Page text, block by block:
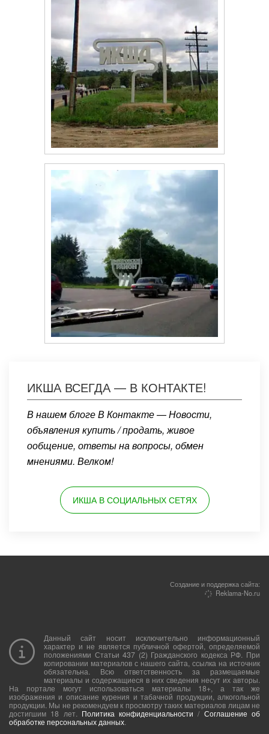
ИКША ВСЕГДА — В КОНТАКТЕ!
В нашем блоге В Контакте — Новости,
объявления купить / продать, живое
ообщение, ответы на вопросы, обмен
мнениями. Велком!
ИКША В СОЦИАЛЬНЫХ СЕТЯХ
Создание и поддержка сайта:
Reklama-No.ru
Данный сайт носит исключительно информационный
характер и не является публичной офертой, определяемой
положениями Статьи 437 (2) Гражданского кодекса РФ. При
копировании материалов с нашего сайта, ссылка на источник
обязательна. Всю ответственность за размещаемые
материалы и содержащиеся в них сведения несут их авторы.
На портале могут использоваться материалы 18+, а так же
изображения и описание курения и табачной продукции, алкогольной
продукции. Мы не рекомендуем к просмотру таких материалов лицам не
достигшим 18 лет. Политика конфиденциальности / Соглашение об
обработке персональных данных.